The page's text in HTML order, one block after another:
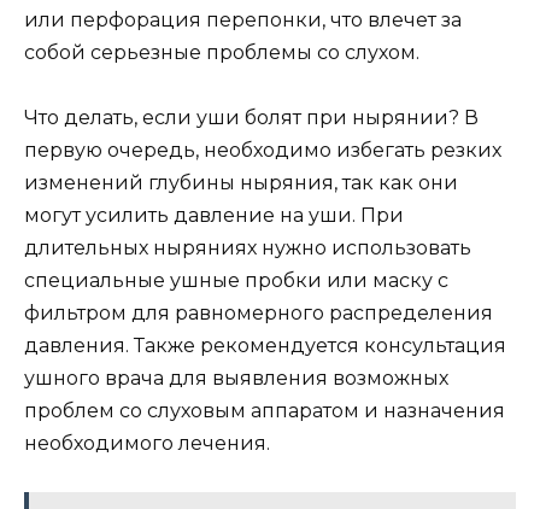
или перфорация перепонки, что влечет за
собой серьезные проблемы со слухом.
Что делать, если уши болят при нырянии? В
первую очередь, необходимо избегать резких
изменений глубины ныряния, так как они
могут усилить давление на уши. При
длительных ныряниях нужно использовать
специальные ушные пробки или маску с
фильтром для равномерного распределения
давления. Также рекомендуется консультация
ушного врача для выявления возможных
проблем со слуховым аппаратом и назначения
необходимого лечения.